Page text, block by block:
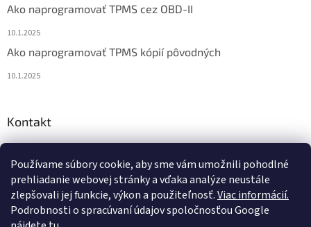
Používame súbory cookie, aby sme vám umožnili pohodlné
prehliadanie webovej stránky a vďaka analýze neustále
zlepšovali jej funkcie, výkon a použiteľnosť.Viac informácií.
Podrobnosti o spracúvaní údajov spoločnosťou Google
Ako naprogramovať TPMS cez OBD-II
10.1.2025
Ako naprogramovať TPMS kópií pôvodných
10.1.2025
Kontakt
+421 915 478 199